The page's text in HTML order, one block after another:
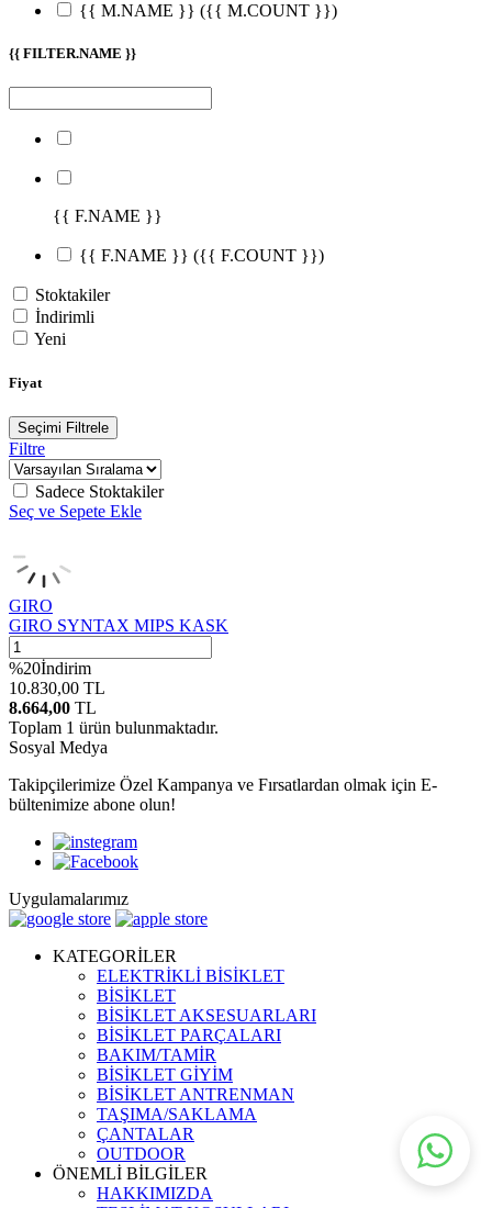
{{ M.NAME }} ({{ M.COUNT }})
{{ FILTER.NAME }}
{{ F.NAME }}
{{ F.NAME }} ({{ F.COUNT }})
Stoktakiler
İndirimli
Yeni
Fiyat
Seçimi Filtrele
Filtre
Sadece Stoktakiler
Seç ve Sepete Ekle
GIRO
GIRO SYNTAX MIPS KASK
%20İndirim
10.830,00 TL
8.664,00 TL
Toplam 1 ürün bulunmaktadır.
Sosyal Medya
Takipçilerimize Özel Kampanya ve Fırsatlardan olmak için E-
bültenimize abone olun!
Uygulamalarımız
KATEGORİLER
ELEKTRİKLİ BİSİKLET
BİSİKLET
BİSİKLET AKSESUARLARI
BİSİKLET PARÇALARI
BAKIM/TAMİR
BİSİKLET GİYİM
BİSİKLET ANTRENMAN
TAŞIMA/SAKLAMA
ÇANTALAR
OUTDOOR
ÖNEMLİ BİLGİLER
HAKKIMIZDA